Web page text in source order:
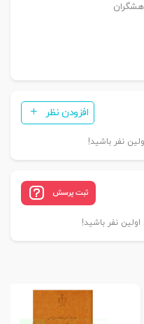
افزودن نظر
نفر باشید!
ثبت پرسش
نفر باشید!